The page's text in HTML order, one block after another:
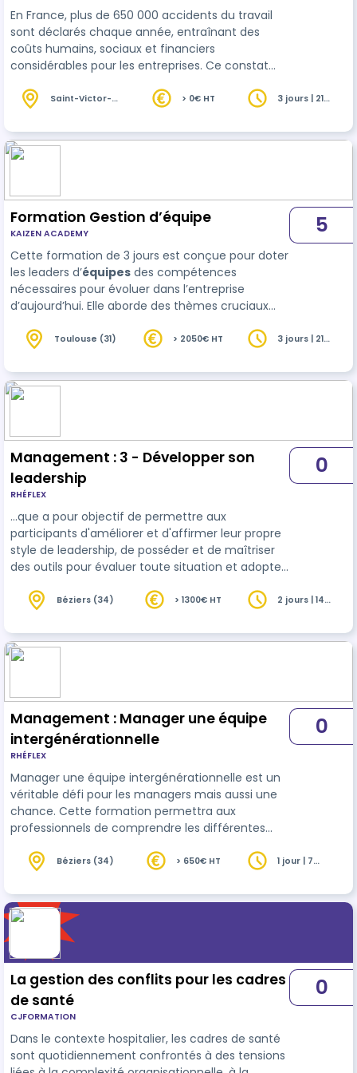
En France, plus de 650 000 accidents du travail
sont déclarés chaque année, entraînant des
coûts humains, sociaux et financiers
considérables pour les entreprises. Ce constat
risques professionnels à tous les niveaux.
des risques et la mise en place de mesures
adaptées restent des défis pour de nombreuses
Saint-Victor-
> 0€ HT
3 jours | 21
Formation Gestion d’équipe
KAIZEN ACADEMY
Cette formation de 3 jours est conçue pour doter
les leaders d’équipes des compétences
nécessaires pour évoluer dans l’entreprise
d’aujourd’hui. Elle aborde des thèmes cruciaux
la prise de décision collective, et la posture du
5
Toulouse (31) > 2050€ HT
3 jours | 21
Management : 3 - Développer son
leadership
RHÉFLEX
…que a pour objectif de permettre aux
participants d'améliorer et d'affirmer leur propre
style de leadership, de posséder et de maîtriser
des outils pour évaluer toute situation et adopter
d'amener leurséquipesà se dépasser.
0
Béziers (34) > 1300€ HT
2 jours | 14
Management : Manager une équipe
intergénérationnelle
RHÉFLEX
Manager une équipe intergénérationnelle est un
véritable défi pour les managers mais aussi une
chance. Cette formation permettra aux
professionnels de comprendre les différentes
comment favoriser la collaboration
environnement de travail harmonieux et
performant. Chaque professionnel établira son
plan d’action personnalisé.
0
Béziers (34) > 650€ HT
1 jour | 7
La gestion des conflits pour les cadres
de santé
CJFORMATION
Dans le contexte hospitalier, les cadres de santé
sont quotidiennement confrontés à des tensions
0